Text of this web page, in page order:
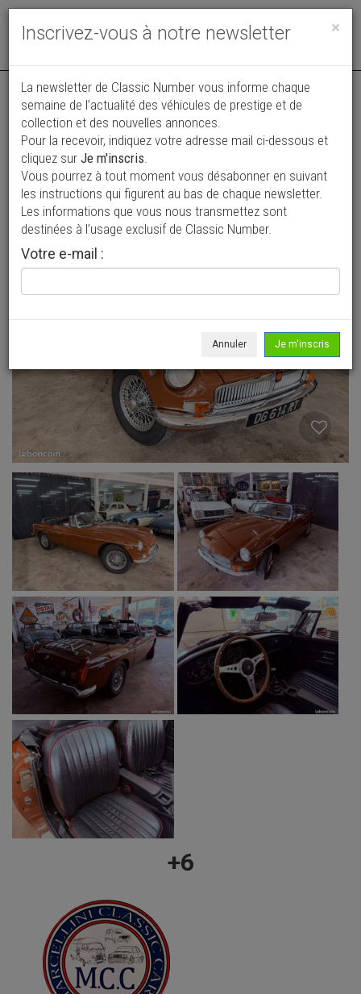
Toggle
Annonce actualisée le 15/06/2026 ( il y a 53 jours )
VENDUE MG B
15 990 €
1978 Cabriolet / roadster 66 300 km
+6
×
Inscrivez-vous à notre newsletter
La newsletter de Classic Number vous informe chaque
semaine de l’actualité des véhicules de prestige et de
collection et des nouvelles annonces.
Pour la recevoir, indiquez votre adresse mail ci-dessous et
cliquez sur Je m'inscris.
Vous pourrez à tout moment vous désabonner en suivant
les instructions qui figurent au bas de chaque newsletter.
Les informations que vous nous transmettez sont
destinées à l’usage exclusif de Classic Number.
Votre e-mail :
Annuler Je m'inscris